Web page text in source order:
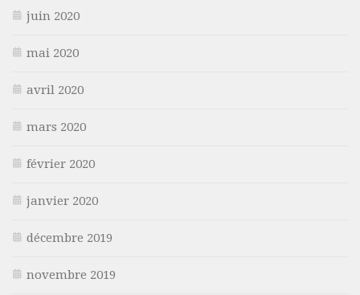
juin 2020
mai 2020
avril 2020
mars 2020
février 2020
janvier 2020
décembre 2019
novembre 2019